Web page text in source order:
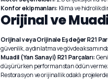
Konfor ekipmanları: Klima ve hidrolik
Orijinal ve
Orijinal veya Orijinale Eşdeğer R21
güvenlik, aydınlatma ve gövde
Muadil (Yan Sanayi) R21 Parçaları:
düşürürken performanstan ödün
Restorasyon ve orijinallik odaklı projelerde